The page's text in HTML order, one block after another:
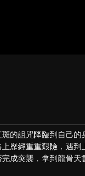
的詛咒降臨到自己
歷經重重艱險，遇
成突襲，拿到龍骨天